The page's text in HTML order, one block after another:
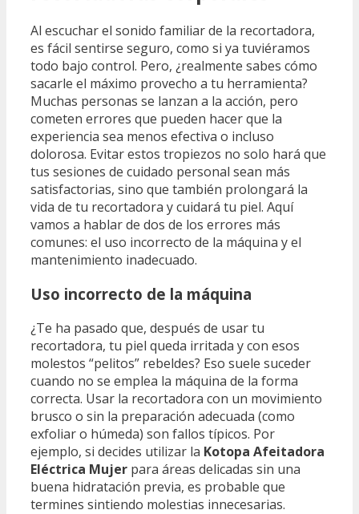
Al escuchar el sonido familiar de la recortadora,
es fácil sentirse seguro, como si ya tuviéramos
todo bajo control. Pero, ¿realmente sabes cómo
sacarle el máximo provecho a tu herramienta?
Muchas personas se lanzan a la acción, pero
cometen errores que pueden hacer que la
experiencia sea menos efectiva o incluso
dolorosa. Evitar estos tropiezos no solo hará que
tus sesiones de cuidado personal sean más
satisfactorias, sino que también prolongará la
vida de tu recortadora y cuidará tu piel. Aquí
vamos a hablar de dos de los errores más
comunes: el uso incorrecto de la máquina y el
mantenimiento inadecuado.
Uso incorrecto de la máquina
¿Te ha pasado que, después de usar tu
recortadora, tu piel queda irritada y con esos
molestos “pelitos” rebeldes? Eso suele suceder
cuando no se emplea la máquina de la forma
correcta. Usar la recortadora con un movimiento
brusco o sin la preparación adecuada (como
exfoliar o húmeda) son fallos típicos. Por
ejemplo, si decides utilizar la Kotopa Afeitadora
Eléctrica Mujer para áreas delicadas sin una
buena hidratación previa, es probable que
termines sintiendo molestias innecesarias.